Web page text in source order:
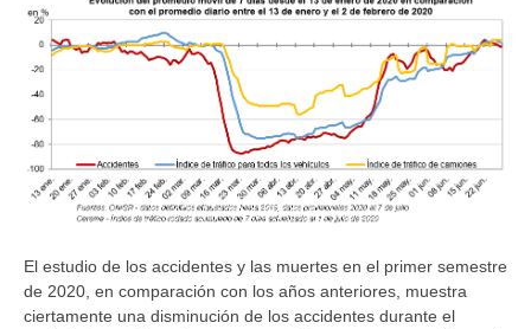
El estudio de los accidentes y las muertes en el primer semestre
de 2020, en comparación con los años anteriores, muestra
ciertamente una disminución de los accidentes durante el